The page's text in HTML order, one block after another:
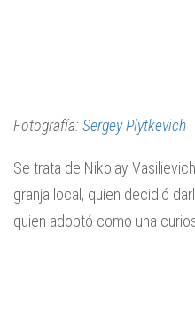
Fotografía: Sergey Plytkevich
Se trata de Nikolay
granja local, quien decidió
quien adoptó como una